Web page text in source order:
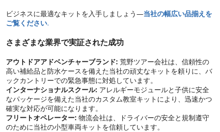
ビジネスに最適なキットを入手しましょう—当社の幅広い品揃えを
ご覧ください.
さまざまな業界で実証された成功
アウトドアアドベンチャーブランド: 荒野ツアー会社は、信頼性の
高い補給品と防水ケースを備えた当社の頑丈なキットを頼りに、バ
ックカントリーでの緊急事態に対処しています。
インターナショナルスクール: アレルギーモジュールと子供に安全
なパッケージを備えた当社のカスタム教室キットにより、迅速かつ
確実な対応が可能になります。
フリートオペレーター: 物流会社は、ドライバーの安全と規制遵守
のために当社の小型車両キットを信頼しています。